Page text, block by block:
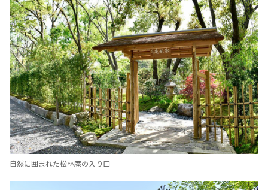
自然に囲まれた松林庵の入り口